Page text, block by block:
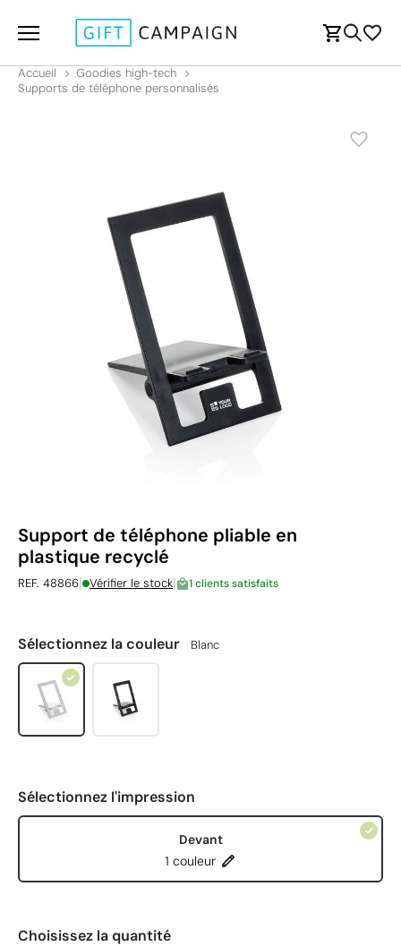
Accueil
Goodies high-tech
Supports de téléphone personnalisés
Support de téléphone pliable en
plastique recyclé
REF. 48866| Vérifier le stock| 1 clients satisfaits
Sélectionnez la couleur Blanc
Sélectionnez l'impression
Devant
1 couleur
Choisissez la quantité